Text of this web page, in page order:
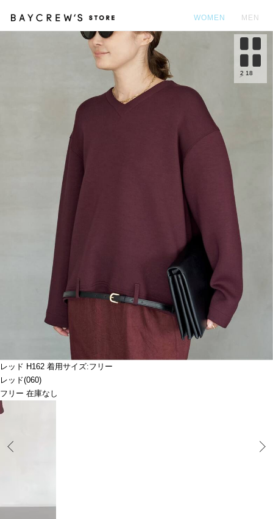
WOMEN MEN
レッド H162 着用サイズ:フリー
レッド(060)
フリー 在庫なし
2 18